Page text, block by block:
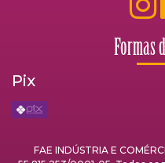
Formas
Pix
FAE INDÚSTRIA E